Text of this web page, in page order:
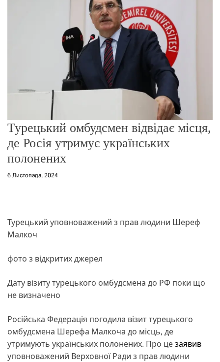
ж
и
м
у
Турецький омбудсмен відвідає місця,
де Росія утримує українських
полонених
6 Листопада, 2024
Турецький уповноважений з прав людини Шереф
Малкоч
фото з відкритих джерел
Дату візиту турецького омбудсмена до РФ поки що
не визначено
Російська Федерація погодила візит турецького
омбудсмена Шерефа Малкоча до місць, де
утримують українських полонених. Про цезаявив
уповноважений Верховної Ради з прав людини